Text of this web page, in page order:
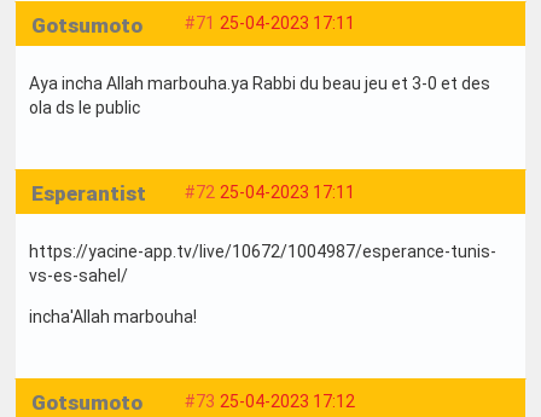
#71 25-04-2023 17:11
Gotsumoto
Aya incha Allah marbouha.ya Rabbi du beau jeu et 3-0 et des
ola ds le public
#72 25-04-2023 17:11
Esperantist
https://yacine-app.tv/live/10672/1004987/esperance-tunis-
vs-es-sahel/
incha'Allah marbouha!
#73 25-04-2023 17:12
Gotsumoto